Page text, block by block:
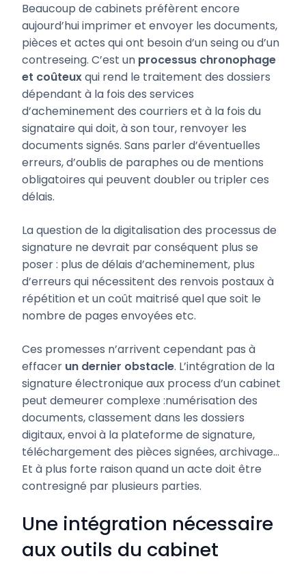
Beaucoup de cabinets préfèrent encore
aujourd’hui imprimer et envoyer les documents,
pièces et actes qui ont besoin d’un seing ou d’un
contreseing. C’est un processus chronophage
et coûteuxqui rend le traitement des dossiers
dépendant à la fois des services
d’acheminement des courriers et à la fois du
signataire qui doit, à son tour, renvoyer les
documents signés. Sans parler d’éventuelles
erreurs, d’oublis de paraphes ou de mentions
obligatoires qui peuvent doubler ou tripler ces
délais.
La question de la digitalisation des processus de
signature ne devrait par conséquent plus se
poser : plus de délais d’acheminement, plus
d’erreurs qui nécessitent des renvois postaux à
répétition et un coût maitrisé quel que soit le
nombre de pages envoyées etc.
Ces promesses n’arrivent cependant pas à
effacer un dernier obstacle. L’intégration de la
signature électronique aux process d’un cabinet
peut demeurer complexe :numérisation des
documents, classement dans les dossiers
digitaux, envoi à la plateforme de signature,
téléchargement des pièces signées, archivage…
Et à plus forte raison quand un acte doit être
contresigné par plusieurs parties.
Une intégration nécessaire
aux outils du cabinet